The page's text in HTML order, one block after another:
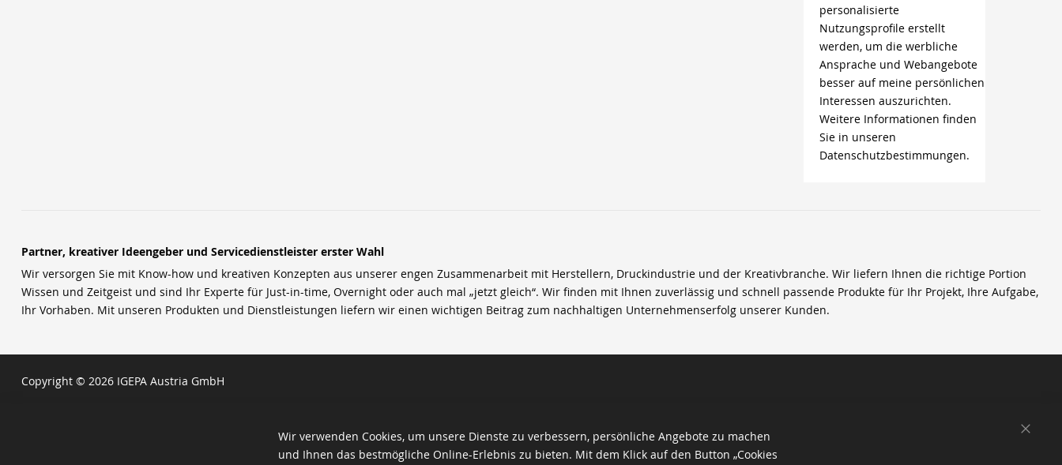
personalisierte
Nutzungsprofile erstellt
werden, um die werbliche
Ansprache und Webangebote
besser auf meine persönlichen
Interessen auszurichten.
Weitere Informationen finden
Sie in unseren
Datenschutzbestimmungen.
Partner, kreativer Ideengeber und Servicedienstleister erster Wahl
Wir versorgen Sie mit Know-how und kreativen Konzepten aus unserer engen Zusammenarbeit mit Herstellern, Druckindustrie und der Kreativbranche. Wir liefern Ihnen die richtige Portion
Wissen und Zeitgeist und sind Ihr Experte für Just-in-time, Overnight oder auch mal „jetzt gleich“. Wir finden mit Ihnen zuverlässig und schnell passende Produkte für Ihr Projekt, Ihre Aufgabe,
Ihr Vorhaben. Mit unseren Produkten und Dienstleistungen liefern wir einen wichtigen Beitrag zum nachhaltigen Unternehmenserfolg unserer Kunden.
Copyright © 2026 IGEPA Austria GmbH
Wir verwenden Cookies, um unsere Dienste zu verbessern, persönliche Angebote zu machen
und Ihnen das bestmögliche Online-Erlebnis zu bieten. Mit dem Klick auf den Button „Cookies